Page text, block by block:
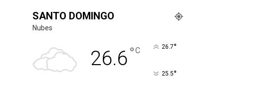
SANTO DOMINGO
Nubes
26.6°C 26.7°
25.5°